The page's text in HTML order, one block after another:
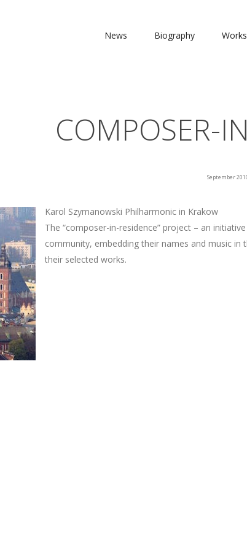
News Biography Works
COMPOSER-
September
Karol Szymanowski Philharmonic in Krakow
The “composer-in-residence” project – an
community, embedding their names and music
their selected works.